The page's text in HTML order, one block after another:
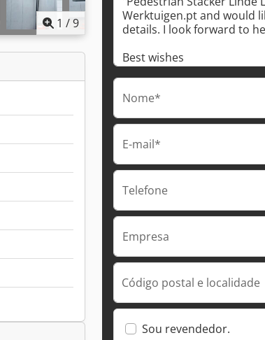
1 /9
Nome*
E-mail*
Telefone
Empresa
Código postal e localidade
Sou revendedor.